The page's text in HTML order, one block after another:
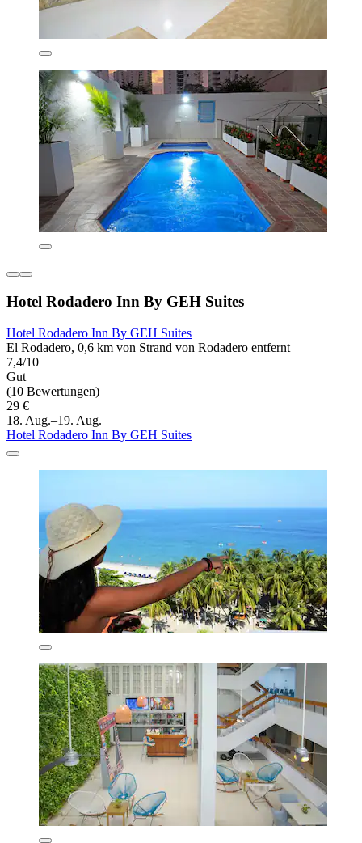
Hotel Rodadero Inn By GEH Suites
Hotel Rodadero Inn By GEH Suites
El Rodadero, 0,6 km von Strand von Rodadero entfernt
7,4/10
Gut
(10 Bewertungen)
29 €
18. Aug.–19. Aug.
Hotel Rodadero Inn By GEH Suites